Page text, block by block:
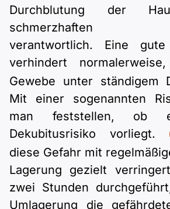
Motivationsbriefe
Durchblutung der
schmerzhaften
verantwortlich. Eine gute
verhindert
Gewebe unter ständigem
Mit einer sogenannten
man feststellen, ob
Dekubitusrisiko vorliegt.
diese Gefahr mit
Lagerung gezielt
zwei Stunden
Umlagerung die